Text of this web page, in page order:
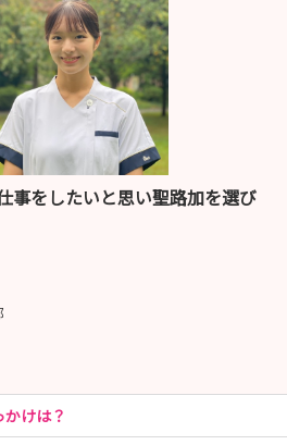
30～15：30
日（金）
日（水）
（金）
（火）
（火）
（木）
金）
（金）
＞各日 16：00～17：30
申し込み受付中
事をしたいと思い聖路加を選び
けは？